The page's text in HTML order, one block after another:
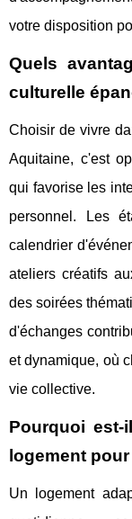
votre disposition
Quels
culturelle
Choisir de vivre
Aquitaine, c'est
qui favorise les
personnel. Les
calendrier
ateliers créatifs
des soirées
d'échanges
et dynamique, où
vie collective.
Pourquoi
logement
Un logement